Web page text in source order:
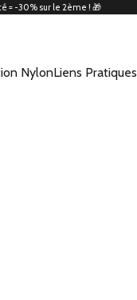
= -30% sur le 2ème ! 🎁
NylonLiens Pratiques